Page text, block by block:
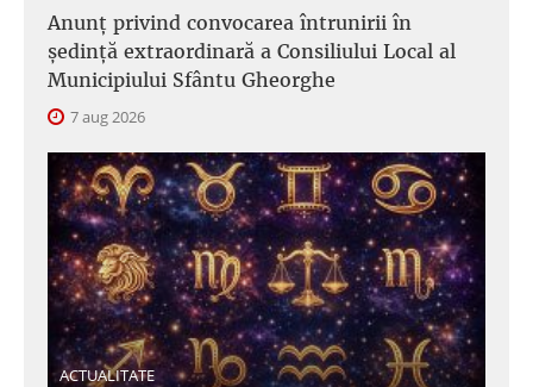
Anunţ privind convocarea întrunirii în
şedinţă extraordinară a Consiliului Local al
Municipiului Sfântu Gheorghe
7 aug 2026
ACTUALITATE